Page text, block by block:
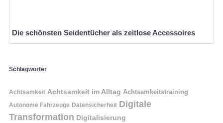
Die schönsten Seidentücher als zeitlose Accessoires
Schlagwörter
Achtsamkeit Achtsamkeit im Alltag Achtsamkeitstraining
Autonome Fahrzeuge Datensicherheit Digitale
Transformation Digitalisierung